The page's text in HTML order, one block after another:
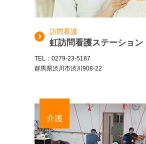
訪問看護
虹訪問看護ステーション
TEL：0279-23-5187
群馬県渋川市渋川908-22
介護